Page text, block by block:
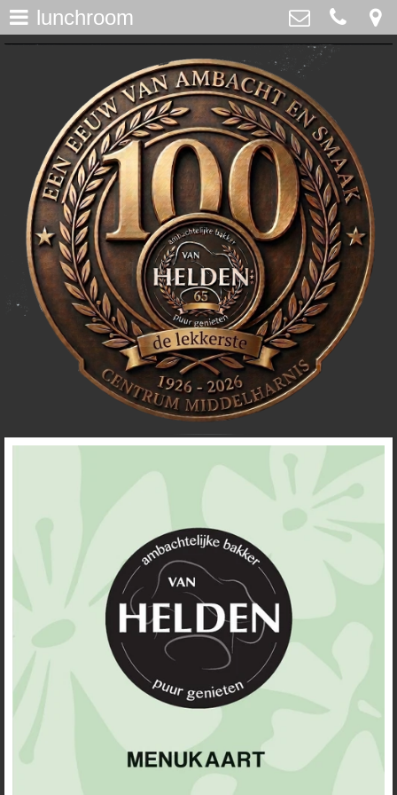
>
>
nieuws >
lunchroom >
de ijsspecialist >
flakkeecialiteiten >
skitaart >
webshop >
Bakker Van Helden
Westdijk 12, Middelharnis
0187-482065
info@bakkervanhelden.nl
lunchroom